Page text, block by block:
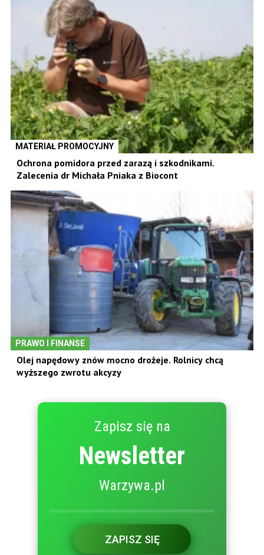
MATERIAŁ PROMOCYJNY
Ochrona pomidora przed zarazą i szkodnikami.
Zalecenia dr Michała Pniaka z Biocont
PRAWO I FINANSE
Olej napędowy znów mocno drożeje. Rolnicy chcą
wyższego zwrotu akcyzy
Zapisz się na
Newsletter
Warzywa.pl
ZAPISZ SIĘ